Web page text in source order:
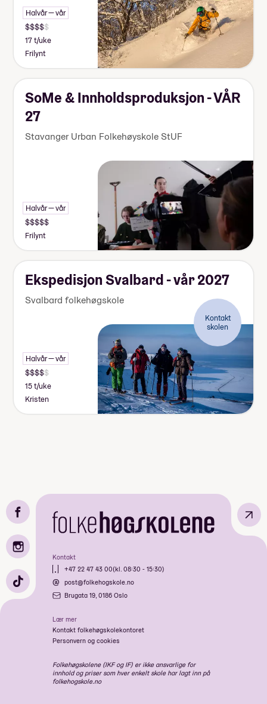
Halvår — vår
17 t/uke
Frilynt
SoMe & Innholdsproduksjon - VÅR
27
Stavanger Urban Folkehøyskole StUF
Halvår — vår
Frilynt
Ekspedisjon Svalbard - vår 2027
Svalbard folkehøgskole
Kontakt
skolen
Halvår — vår
15 t/uke
Kristen
Kontakt
+47 22 47 43 00(kl. 08:30 - 15:30)
post@folkehogskole.no
Brugata 19, 0186 Oslo
Lær mer
Kontakt folkehøgskolekontoret
Personvern og cookies
Folkehøgskolene (IKF og IF) er ikke ansvarlige for
innhold og priser som hver enkelt skole har lagt inn på
folkehogskole.no
↗